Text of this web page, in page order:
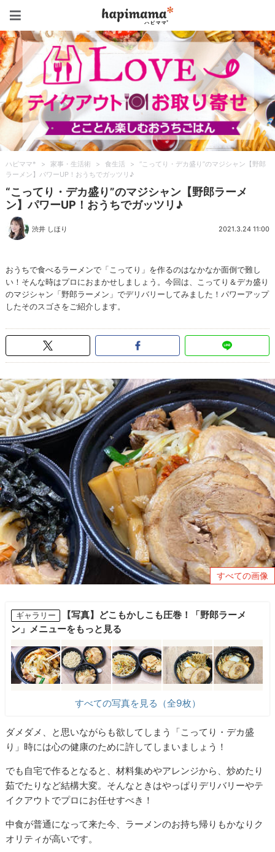
ハピママ* > 家事・生活術 > 食生活 >
“こってり・デカ盛り”のマジシャン【野郎
ラーメン】パワーUP！おうちでガッツリ♪
“こってり・デカ盛り”のマジシャン【野郎ラーメ
ン】パワーUP！おうちでガッツリ♪
渋井 しほり 2021.3.24 11:00
おうちで食べるラーメンで「こってり」を作るのはなかなか面倒で難し
い！そんな時はプロにおまかせしましょう。今回は、こってり＆デカ盛り
のマジシャン「野郎ラーメン」でデリバリーしてみました！パワーアップ
したそのスゴさをご紹介します。
すべての画像
ギャラリー
【写真】どこもかしこも圧巻！「野郎ラーメ
ン」メニューをもっと見る
すべての写真を見る（全9枚）
ダメダメ、と思いながらも欲してしまう「こってり・デカ盛
り」時には心の健康のために許してしまいましょう！
でも自宅で作るとなると、材料集めやアレンジから、炒めたり
茹でたりなど結構大変。そんなときはやっぱりデリバリーやテ
イクアウトでプロにお任せすべき！
中食が普通になって来た今、ラーメンのお持ち帰りもかなりク
オリティが高いです。